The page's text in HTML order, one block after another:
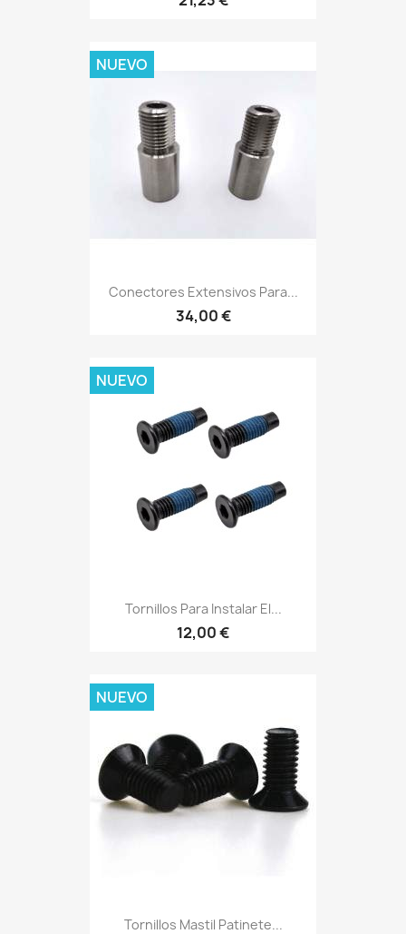
Conectores Extensivos Para...
34,00 €
NUEVO
Tornillos Para Instalar El...
12,00 €
NUEVO
Tornillos Mastil Patinete...
NUEVO